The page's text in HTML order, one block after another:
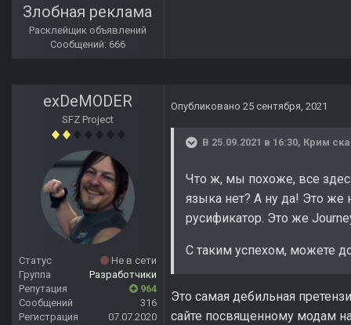
Злобная реклама
Расклейщик объявлений
Сообщений: 666
exDeMODER
SFZ Project
Статус
Не в сети
Группа
Разработчики
Репутация
964
Сообщений
316
Регистрация
07.07.2020
Опубликовано 25 сентября, 2021
В 25.09.2021 в 16:30, Крим
Что ж, мы похоже, все
языка нет? А ну да! Это же
русификатор. Это же
С таким успехом, можете
Это самая дебильная
сайте посвященному модам